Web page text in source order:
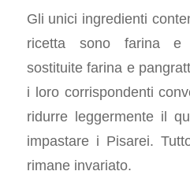
Gli unici ingredienti
ricetta sono farina e
sostituite farina e
i loro corrispondenti
ridurre leggermente il
impastare i Pisarei.
rimane invariato.